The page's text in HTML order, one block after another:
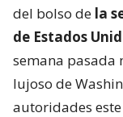
del bolso de la
de Estados
semana pasada
lujoso de
autoridades